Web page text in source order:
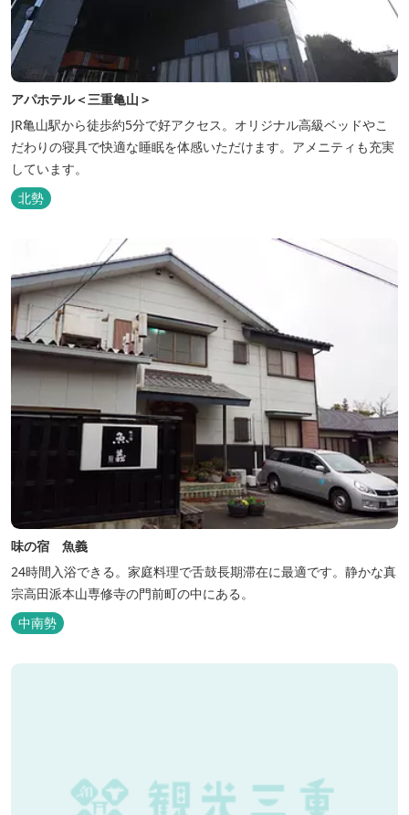
アパホテル＜三重亀山＞
JR亀山駅から徒歩約5分で好アクセス。オリジナル高級ベッドやこ
だわりの寝具で快適な睡眠を体感いただけます。アメニティも充実
しています。
北勢
味の宿 魚義
24時間入浴できる。家庭料理で舌鼓長期滞在に最適です。静かな真
宗高田派本山専修寺の門前町の中にある。
中南勢